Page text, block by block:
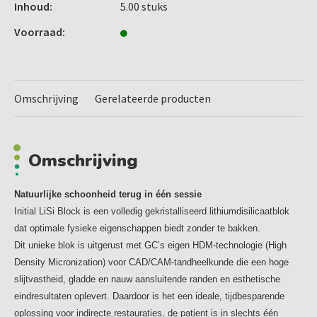
ontwikkeld door de kristalgrootte en stijfheid van de
technologie worden
blok dat, met of zonder bakken, een hoge sterkte biedt.
mechanische sterkte
- Kleiner kristal / voor gemakkelijk frezen en hoge
slijtvastheid
Gewoon frezen, polijsten en plaatsen
Initial LiSi Block kan de procestijd drastisch verkorten:
bakken, glazuren, karakteriseren en koelen is niet nodig.
Dit bespaart tot 40% in de tijd* die nodig is om uw
restauraties te maken en verkort tevens de stoeltijd voor u
en uw patiënt.
U hoeft enkel te frezen, polijsten en plaatsen!
Extra nauwkeurige randen
Inhoud:
5.00 stuks
Voorraad:
Omschrijving Gerelateerde producten
Omschrijving
Natuurlijke schoonheid terug in één sessie
Initial LiSi Block is een volledig gekristalliseerd lithiumdisilicaatblok
dat optimale fysieke eigenschappen biedt zonder te bakken.
Dit unieke blok is uitgerust met GC’s eigen HDM-technologie (High
Density Micronization) voor CAD/CAM-tandheelkunde die een hoge
slijtvastheid, gladde en nauw aansluitende randen en esthetische
eindresultaten oplevert. Daardoor is het een ideale, tijdbesparende
oplossing voor indirecte restauraties, de patient is in slechts één